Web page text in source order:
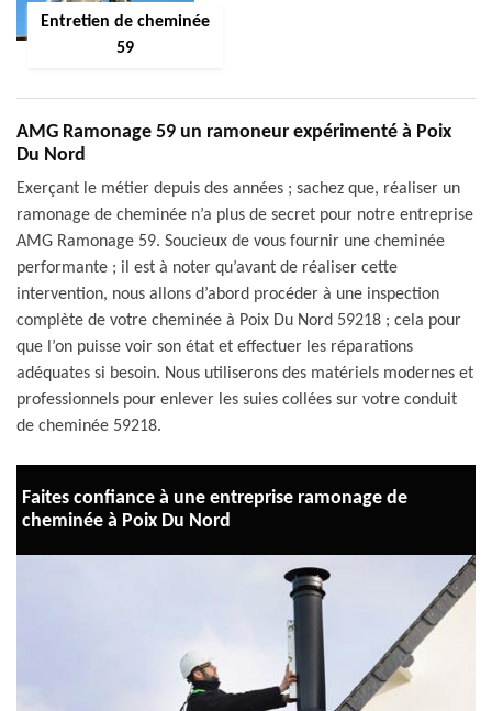
Entretien de cheminée
59
AMG Ramonage 59 un ramoneur expérimenté à Poix
Du Nord
Exerçant le métier depuis des années ; sachez que, réaliser un
ramonage de cheminée n’a plus de secret pour notre entreprise
AMG Ramonage 59. Soucieux de vous fournir une cheminée
performante ; il est à noter qu’avant de réaliser cette
intervention, nous allons d’abord procéder à une inspection
complète de votre cheminée à Poix Du Nord 59218 ; cela pour
que l’on puisse voir son état et effectuer les réparations
adéquates si besoin. Nous utiliserons des matériels modernes et
professionnels pour enlever les suies collées sur votre conduit
de cheminée 59218.
Faites confiance à une entreprise ramonage de
cheminée à Poix Du Nord